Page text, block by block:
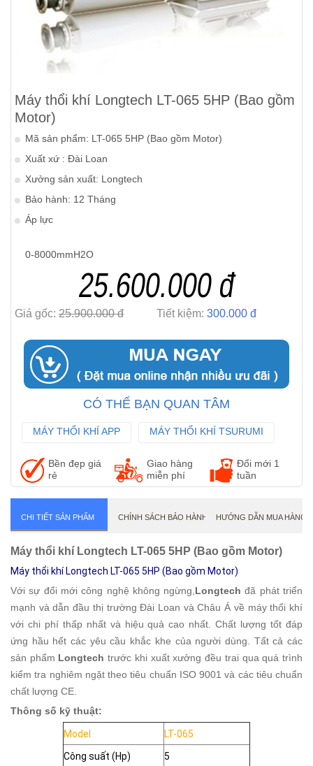
Máy thổi khí Longtech LT-065 5HP (Bao gồm
Motor)
Mã sản phẩm: LT-065 5HP (Bao gồm Motor)
Xuất xứ : Đài Loan
Xưởng sản xuất: Longtech
Bảo hành: 12 Tháng
Áp lực
0-8000mmH2O
25.600.000 đ
Giá gốc: 25.900.000 đ Tiết kiệm: 300.000 đ
CÓ THỂ BẠN QUAN TÂM
MÁY THỔI KHÍ APP
MÁY THỔI KHÍ TSURUMI
Bền đẹp giá
rẻ
Giao hàng
miễn phí
Đổi mới 1
tuần
CHI TIẾT SẢN PHẨM CHÍNH SÁCH BẢO HÀNH HƯỚNG DẪN MUA HÀNG
Máy thổi khí Longtech LT-065 5HP (Bao gồm Motor)
Máy thổi khí Longtech LT-065 5HP (Bao gồm Motor)
Với sự đổi mới công nghệ không ngừng, Longtech đã phát triển
mạnh và dẫn đầu thị trường Đài Loan và Châu Á về máy thổi khí
với chi phí thấp nhất và hiệu quả cao nhất. Chất lượng tốt đáp
ứng hầu hết các yêu cầu khắc khe của người dùng. Tất cả các
sản phẩm Longtechtrước khi xuất xưởng đều trai qua quá trình
kiểm tra nghiêm ngặt theo tiêu chuẩn ISO 9001 và các tiêu chuẩn
chất lượng CE.
Thông số kỹ thuật:
Model
LT-065
Công suất (Hp)
5